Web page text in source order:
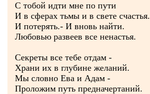
С тобой идти мне по пути
И в сферах тьмы и в свете счастья.
И потерять.- И вновь найти.
Любовью развеев все ненастья.
Секреты все тебе отдам -
Храни их в глубине желаний.
Мы словно Ева и Адам -
Проложим путь предначертаний.